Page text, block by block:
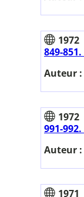
1972
849-
Auteur :
1972
991-
Auteur :
1971